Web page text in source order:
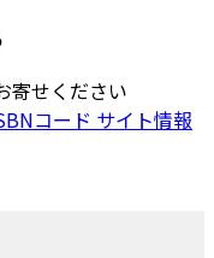
寄せください
コード サイト情報